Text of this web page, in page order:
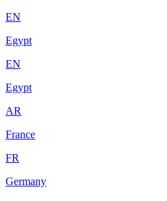
EN
Egypt
EN
Egypt
AR
France
FR
Germany